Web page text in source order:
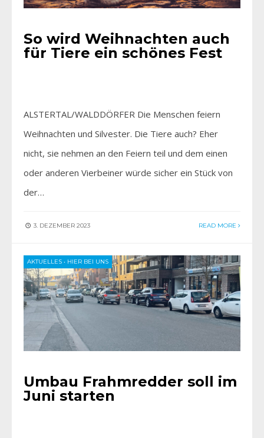
So wird Weihnachten auch
für Tiere ein schönes Fest
ALSTERTAL/WALDDÖRFER Die Menschen feiern
Weihnachten und Silvester. Die Tiere auch? Eher
nicht, sie nehmen an den Feiern teil und dem einen
oder anderen Vierbeiner würde sicher ein Stück von
der…
3. DEZEMBER 2023 READ MORE
AKTUELLES • HIER BEI UNS
Umbau Frahmredder soll im
Juni starten